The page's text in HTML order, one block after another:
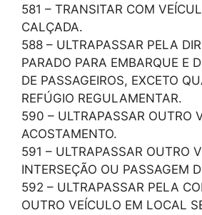
581 – TRANSITAR COM
CALÇADA.
588 – ULTRAPASSAR PELA
PARADO PARA EMBARQUE E
DE PASSAGEIROS, EXCETO
REFÚGIO REGULAMENTAR.
590 – ULTRAPASSAR OUTRO
ACOSTAMENTO.
591 – ULTRAPASSAR OUTRO
INTERSEÇÃO OU PASSAGEM
592 – ULTRAPASSAR PELA
OUTRO VEÍCULO EM LOCAL